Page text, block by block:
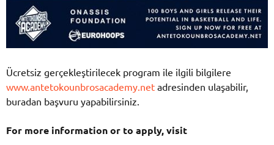
Ücretsiz gerçekleştirilecek program ile ilgili bilgilere
www.antetokounbrosacademy.net adresinden ulaşabilir,
buradan başvuru yapabilirsiniz.
For more information or to apply, visit